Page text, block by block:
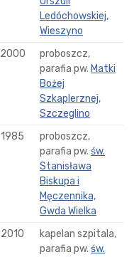
Ledóchowskiej,
Wieszyno
2000
proboszcz,
parafia pw. Matki
Bożej
Szkaplerznej,
Szczeglino
1985
proboszcz,
parafia pw. św.
Stanisława
Biskupa i
Męczennika,
Gwda Wielka
2010
kapelan szpitala,
parafia pw. św.